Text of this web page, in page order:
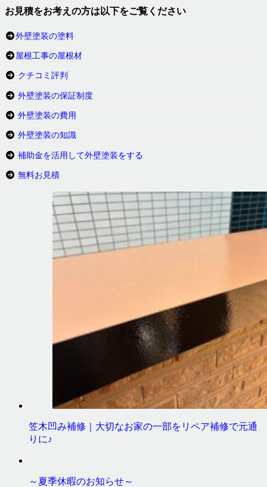
お見積をお考えの方は以下をご覧ください
外壁塗装の塗料
屋根工事の屋根材
クチコミ評判
外壁塗装の保証制度
外壁塗装の費用
外壁塗装の知識
補助金を活用して外壁塗装をする
無料お見積
笠木凹み補修｜大切なお家の一部をリペア補修で元通
りに♪
～夏季休暇のお知らせ～